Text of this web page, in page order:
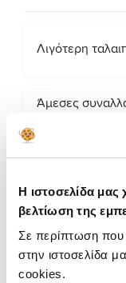
Η ιστοσελίδα μας
βελτίωση της
Σε περίπτωση που
στην ιστοσελίδα
cookies.
Λιγότερη
Άμεσες
Διαφάνεια στις
χρεώσεις